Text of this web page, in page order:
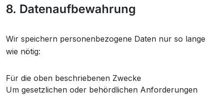
8. Datenaufbewahrung
Wir speichern personenbezogene Daten nur so lange
wie nötig:
Für die oben beschriebenen Zwecke
Um gesetzlichen oder behördlichen Anforderungen